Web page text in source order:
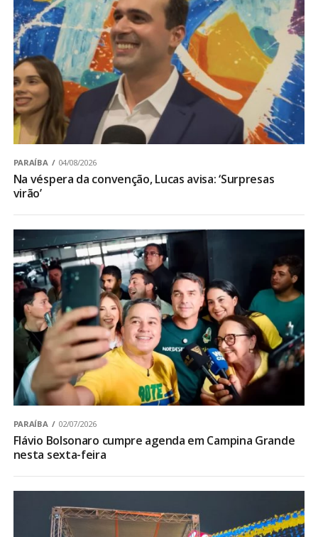
PARAÍBA 04/08/2026
Na véspera da convenção, Lucas avisa: ‘Surpresas
virão’
PARAÍBA 02/07/2026
Flávio Bolsonaro cumpre agenda em Campina Grande
nesta sexta-feira